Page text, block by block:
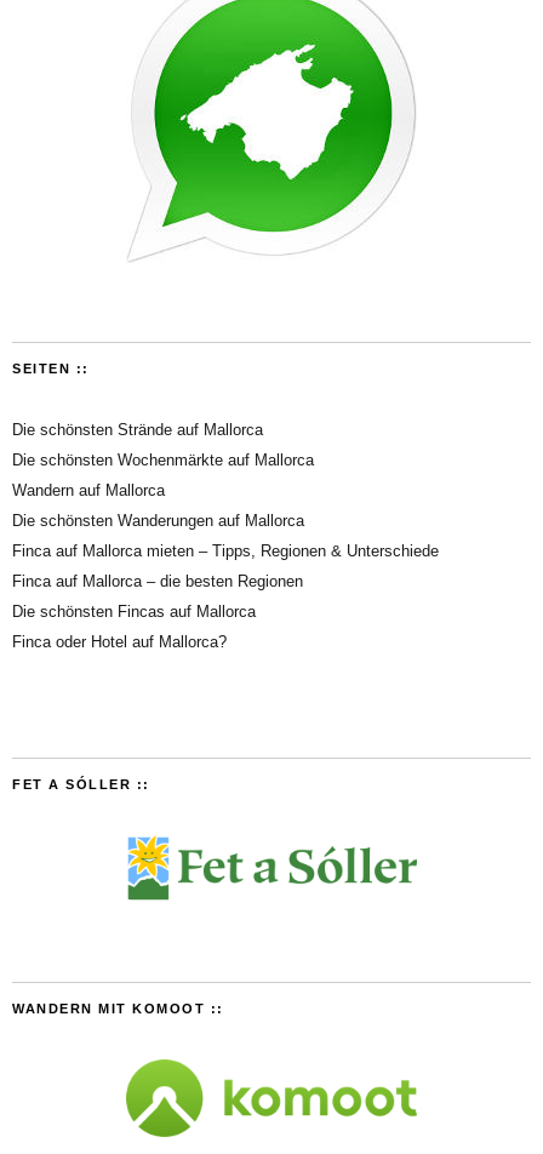
SEITEN ::
Die schönsten Strände auf Mallorca
Die schönsten Wochenmärkte auf Mallorca
Wandern auf Mallorca
Die schönsten Wanderungen auf Mallorca
Finca auf Mallorca mieten – Tipps, Regionen & Unterschiede
Finca auf Mallorca – die besten Regionen
Die schönsten Fincas auf Mallorca
Finca oder Hotel auf Mallorca?
FET A SÓLLER ::
WANDERN MIT KOMOOT ::